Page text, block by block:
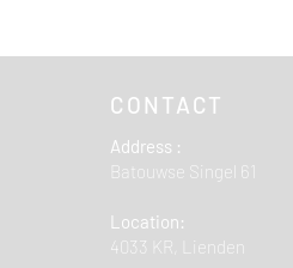
CONTACT
Address :
Batouwse Singel 61
Location:
4033 KR, Lienden